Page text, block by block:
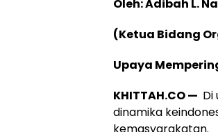
Oleh: Adibah L.
(Ketua Bidang
Upaya
KHITTAH.CO — Di
dinamika